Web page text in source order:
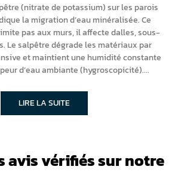
(nitrate de potassium) sur les parois
la migration d’eau minéralisée. Ce
pas aux murs, il affecte dalles, sous-
Le salpêtre dégrade les matériaux par
et maintient une humidité constante
d’eau ambiante (hygroscopicité).
LIRE LA SUITE
avis vérifiés sur notre